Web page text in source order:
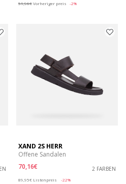
51,96€Vorheriger preis -2%
XAND 2S HERR
Offene Sandalen
70,16€
2 FARBEN
89,95€ Listenpreis
-22%